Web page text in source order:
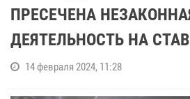
ПРЕСЕЧЕНА
ДЕЯТЕЛЬНОСТЬ НА
14 февраля 2024, 11:28